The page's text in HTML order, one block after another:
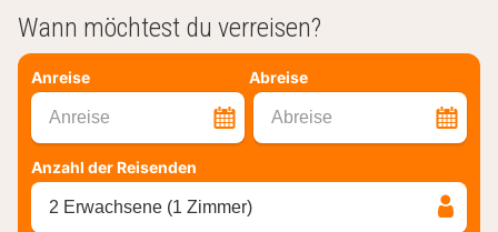
Wann möchtest du verreisen?
Anreise Abreise
Anreise Abreise
Anzahl der Reisenden
2 Erwachsene (1 Zimmer)